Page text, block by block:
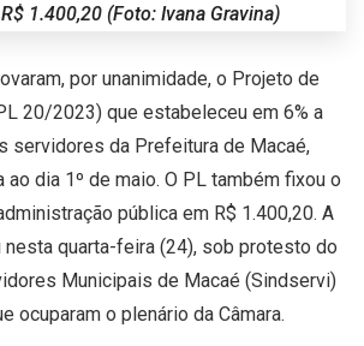
1.400,20 (Foto: Ivana Gravina)
por unanimidade, o Projeto de
20/2023) que estabeleceu em 6% a
servidores da Prefeitura de Macaé,
ao dia 1º de maio. O PL também fixou o
pública em R$ 1.400,20. A
nesta quarta-feira (24), sob protesto do
Municipais de Macaé (Sindservi)
ocuparam o plenário da Câmara.